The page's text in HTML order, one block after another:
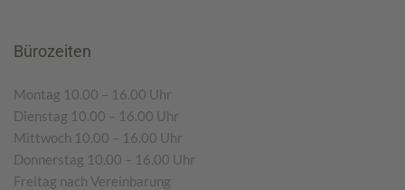
Bürozeiten
Montag 10.00 – 16.00 Uhr
Dienstag 10.00 – 16.00 Uhr
Mittwoch 10.00 – 16.00 Uhr
Donnerstag 10.00 – 16.00 Uhr
Freitag nach Vereinbarung